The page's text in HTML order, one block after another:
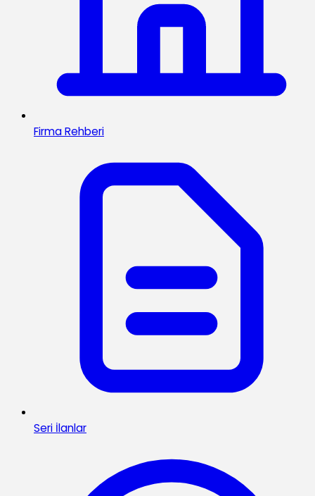
Firma Rehberi
Seri İlanlar